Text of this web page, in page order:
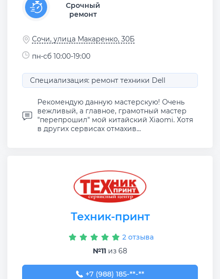
Срочный
ремонт
Сочи, улица Макаренко, 30Б
пн-сб 10:00-19:00
Специализация: ремонт техники Dell
Рекомендую данную мастерскую! Очень
вежливый, а главное, грамотный мастер
"перепрошил" мой китайский Xiaomi. Хотя
в других сервисах отмахив...
Техник-принт
2 отзыва
№11 из 68
+7 (988) 185-53-55
+7 (988) 185-**-**